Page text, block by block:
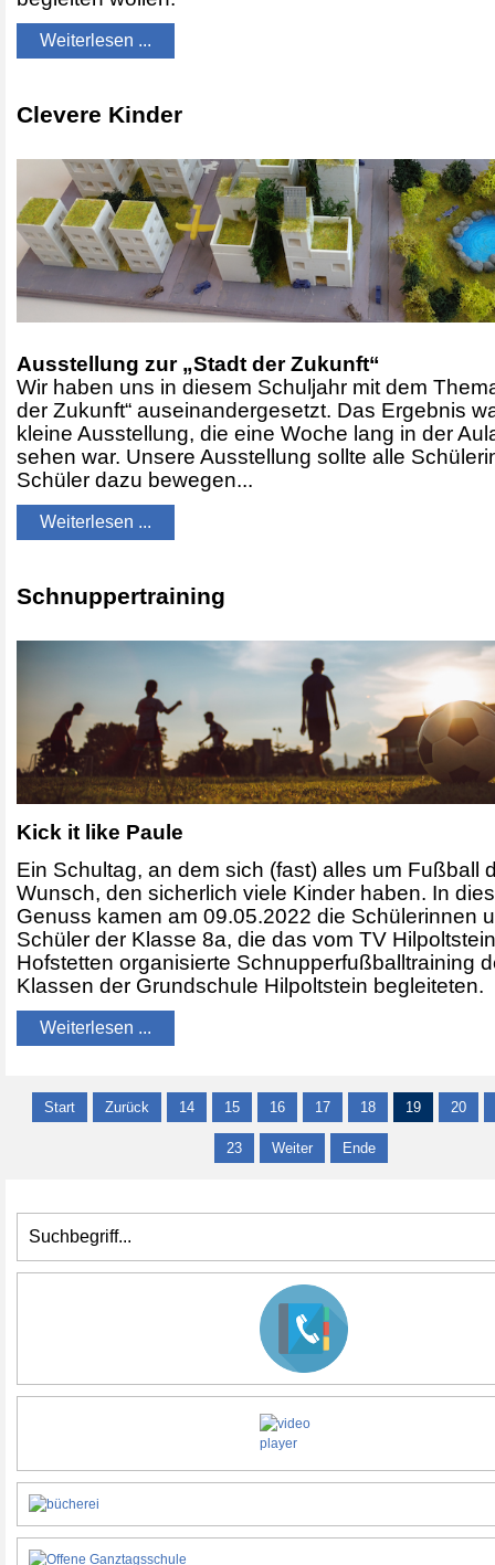
Weiterlesen ...
Clevere Kinder
Ausstellung zur „Stadt der Zukunft“
Wir haben uns in diesem Schuljahr mit dem
der Zukunft“ auseinandergesetzt. Das Ergebnis
kleine Ausstellung, die eine Woche lang in der
sehen war. Unsere Ausstellung sollte alle
Schüler dazu bewegen...
Weiterlesen ...
Schnuppertraining
Kick it like Paule
Ein Schultag, an dem sich (fast) alles um Fußball
Wunsch, den sicherlich viele Kinder haben. In
Genuss kamen am 09.05.2022 die Schülerinnen
Schüler der Klasse 8a, die das vom TV
Hofstetten organisierte Schnupperfußballtraining
Klassen der Grundschule Hilpoltstein begleiteten.
Weiterlesen ...
Start Zurück 14 15 16 17 18 19 20
23 Weiter Ende